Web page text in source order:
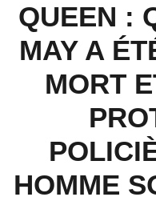
QUEEN :
MAY A
MORT
HOMME